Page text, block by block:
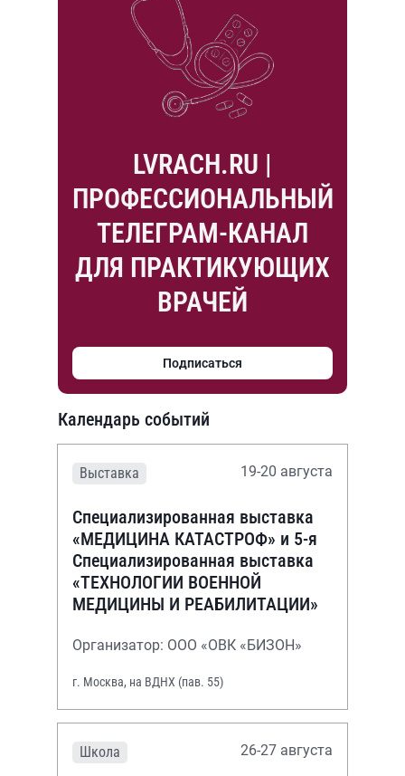
LVRACH.RU |
ПРОФЕССИОНАЛЬНЫЙ
ТЕЛЕГРАМ-КАНАЛ
ДЛЯ ПРАКТИКУЮЩИХ
ВРАЧЕЙ
Подписаться
Календарь событий
Выставка 19-20 августа
Специализированная выставка
«МЕДИЦИНА КАТАСТРОФ» и 5-я
Специализированная выставка
«ТЕХНОЛОГИИ ВОЕННОЙ
МЕДИЦИНЫ И РЕАБИЛИТАЦИИ»
Организатор: ООО «ОВК «БИЗОН»
г. Москва, на ВДНХ (пав. 55)
Школа 26-27 августа